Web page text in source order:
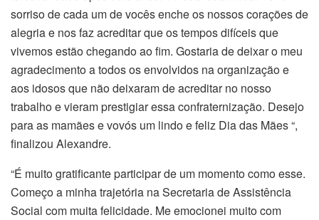
sorriso de cada um de vocês enche os nossos corações de
alegria e nos faz acreditar que os tempos difíceis que
vivemos estão chegando ao fim. Gostaria de deixar o meu
agradecimento a todos os envolvidos na organização e
aos idosos que não deixaram de acreditar no nosso
trabalho e vieram prestigiar essa confraternização. Desejo
para as mamães e vovós um lindo e feliz Dia das Mães “,
finalizou Alexandre.
“É muito gratificante participar de um momento como esse.
Começo a minha trajetória na Secretaria de Assistência
Social com muita felicidade. Me emocionei muito com